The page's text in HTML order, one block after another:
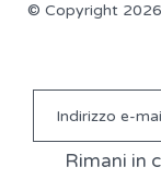
© Copyright
Rimani in